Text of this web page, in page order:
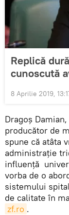
Replică
cunoscută
8 Aprilie 2019,
Dragoș
producător de
spune că atâta
administrație
influență
vorba de o
sistemului
de calitate în
zf.ro .